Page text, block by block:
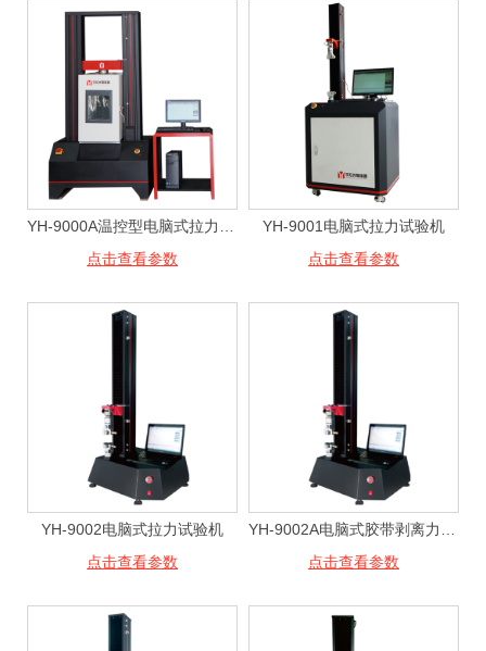
点击查看参数
YH-9001电脑式拉力试验机
点击查看参数
YH-9002电脑式拉力试验机
点击查看参数
点击查看参数